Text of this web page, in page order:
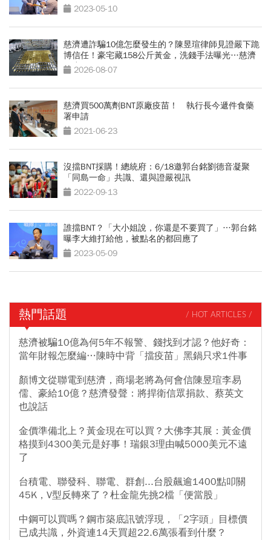
2023-05-10
慈濟遭詐騙10億怎麼發生的？陳昱瑄律師見證嚴下跪
博信任！豪宅藏158公斤黃金，洗錢手法曝光…慈濟
回應了
2026-08-07
慈濟買500萬劑BNT原廠疫苗！ 執行長今遞件食藥
署申請
2021-06-23
沒擋BNT採購！總統府：6/18邀郭台銘劉德音凝聚
「同島一命」共識、還與證嚴視訊
2022-09-13
誰擋BNT？「大小姐說，你還是不要買了」…郭台銘
曝李大維打給他，被點名的都回應了
2023-05-09
熱門話題 / HOT ARTICLES /
慈濟被騙10億為何5年不報警、錢找到才認？他好奇：
當年財報怎麼編…陳時中背「擋疫苗」黑鍋只求1件事
顏博文從聯電到慈濟，商場老將為何會信陳昱瑄李易
儒、豪給10億？慈濟發聲：將捍衛信眾捐款、蔡英文
也說話
金價準備北上？黃金現在可以買？大佛李其展：黃金價
格摸到4300美元是好事！瑞銀3理由喊5000美元不遠
了
台積電、聯發科、聯電、群創...台股飆逾1400點叩關
45K，V型反轉來了？杜金龍先挑2檔「便當股」
中鋼可以買嗎？鋼市築底訊號浮現，「2字頭」目標價
已成共識，外資連14天買超22.6萬張看到什麼？